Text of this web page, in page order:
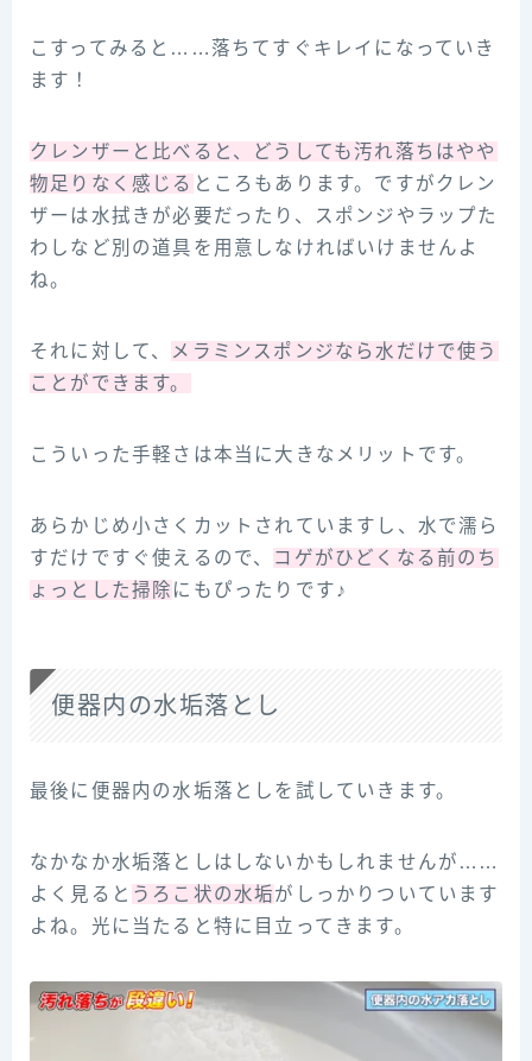
こすってみると……落ちてすぐキレイになっていき
ます！
クレンザーと比べると、どうしても汚れ落ちはやや
物足りなく感じる ところもあります。ですがクレン
ザーは水拭きが必要だったり、スポンジやラップた
わしなど別の道具を用意しなければいけませんよ
ね。
それに対して、
メラミンスポンジなら水だけで使う
ことができます。
こういった手軽さは本当に大きなメリットです。
あらかじめ小さくカットされていますし、水で濡ら
すだけですぐ使えるので、 コゲがひどくなる前のち
ょっとした掃除 にもぴったりです♪
便器内の水垢落とし
最後に便器内の水垢落としを試していきます。
なかなか水垢落としはしないかもしれませんが……
よく見ると うろこ状の水垢がしっかりついています
よね。光に当たると特に目立ってきます。